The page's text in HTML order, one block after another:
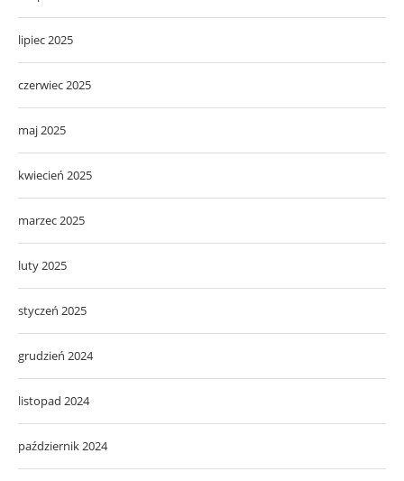
lipiec 2025
czerwiec 2025
maj 2025
kwiecień 2025
marzec 2025
luty 2025
styczeń 2025
grudzień 2024
listopad 2024
październik 2024